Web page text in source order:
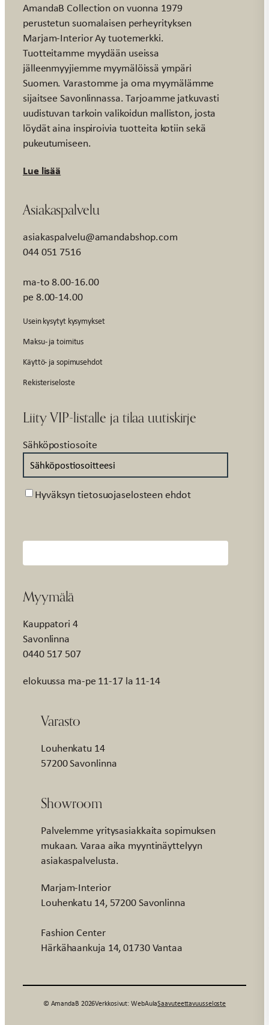
AmandaB Collection on vuonna 1979
perustetun suomalaisen perheyrityksen
Marjam-Interior Ay tuotemerkki.
Tuotteitamme myydään useissa
jälleenmyyjiemme myymälöissä ympäri
Suomen. Varastomme ja oma myymälämme
sijaitsee Savonlinnassa. Tarjoamme jatkuvasti
uudistuvan tarkoin valikoidun malliston, josta
löydät aina inspiroivia tuotteita kotiin sekä
pukeutumiseen.
Lue lisää
Asiakaspalvelu
asiakaspalvelu@amandabshop.com
044 051 7516
ma-to 8.00-16.00
pe 8.00-14.00
Usein kysytyt kysymykset
Maksu- ja toimitus
Käyttö- ja sopimusehdot
Rekisteriseloste
Liity VIP-listalle ja tilaa uutiskirje
Sähköpostiosoite
Suostumus
Hyväksyn tietosuojaselosteen ehdot
Myymälä
Kauppatori 4
Savonlinna
0440 517 507
elokuussa ma-pe 11-17 la 11-14
Varasto
Louhenkatu 14
57200 Savonlinna
Showroom
Palvelemme yritysasiakkaita sopimuksen
mukaan. Varaa aika myyntinäyttelyyn
asiakaspalvelusta.
Marjam-Interior
Louhenkatu 14, 57200 Savonlinna
Fashion Center
Härkähaankuja 14, 01730 Vantaa
© AmandaB 2026Verkkosivut: WebAulaSaavuteettavuusseloste